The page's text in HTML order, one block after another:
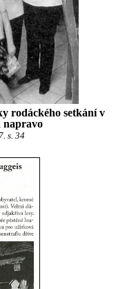
rodáckého setkání v
napravo
s. 34